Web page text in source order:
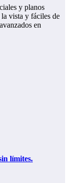
y planos
vista y fáciles de
en
límites.